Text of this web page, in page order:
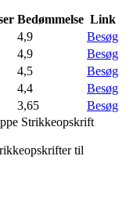
Bedømmelse Link
4,9
Besøg
4,9
Besøg
4,5
Besøg
4,4
Besøg
3,65
Besøg
Strikkeopskrift
til